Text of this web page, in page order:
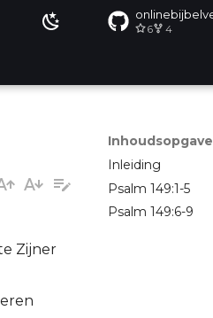
6 4
Inhoudsopgave
Inleiding
Psalm 149:1-5
Psalm 149:6-9
Zijner